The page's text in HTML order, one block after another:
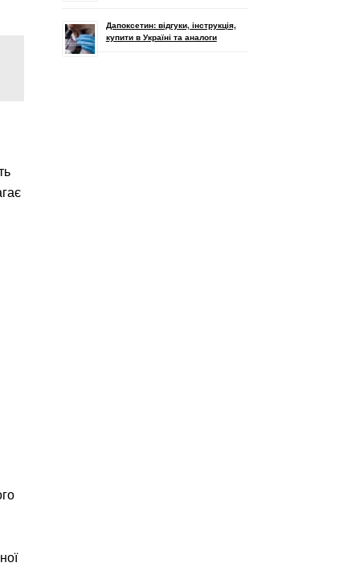
Дапоксетин: відгуки, інструкція,
купити в Україні та аналоги